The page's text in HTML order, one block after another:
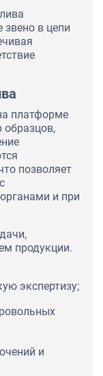
в цепи
платформе
образцов,
позволяет
и при
продукции.
экспертизу;
и